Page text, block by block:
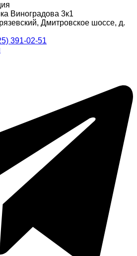
Виноградова 3к1
Дмитровское шоссе, д.
391-02-51